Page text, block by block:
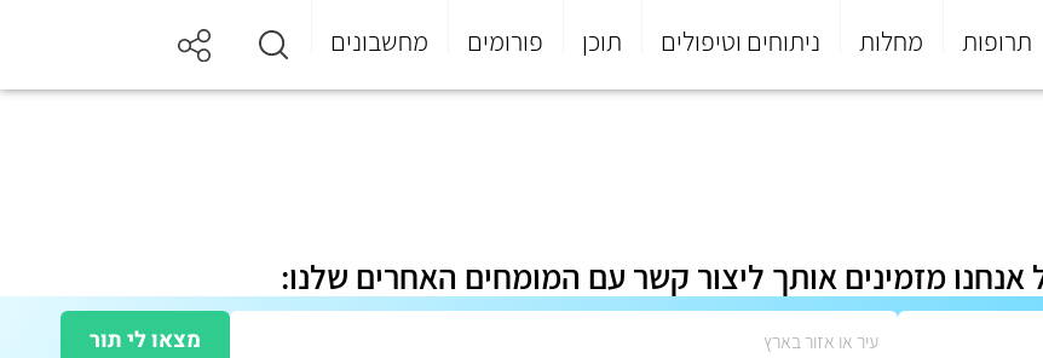
תרופות מחלות ניתוחים וטיפולים תוכן פורומים מחשבונים
מזמינים אותך ליצור קשר עם המומחים האחרים שלנו:
מצאו לי תור